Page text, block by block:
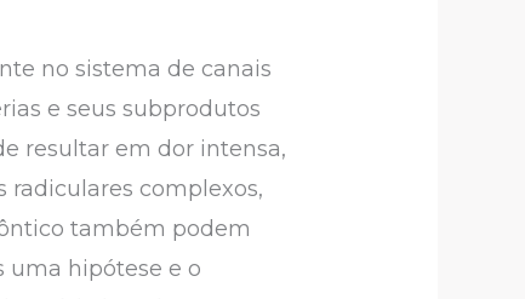
no sistema de canais
e seus subprodutos
resultar em dor intensa,
radiculares complexos,
também podem
uma hipótese e o